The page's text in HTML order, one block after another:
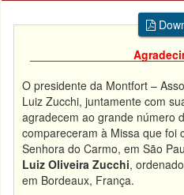
O presidente da Montfort –
Luiz Zucchi, juntamente com
agradecem ao grande número
compareceram à Missa que foi
Senhora do Carmo, em São
Luiz Oliveira Zucchi,
em Bordeaux, França.